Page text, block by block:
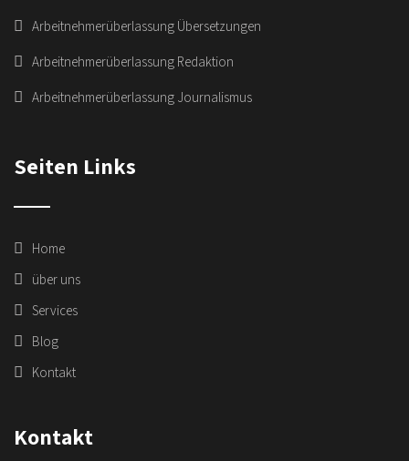
Arbeitnehmerüberlassung Übersetzungen
Arbeitnehmerüberlassung Redaktion
Arbeitnehmerüberlassung Journalismus
Seiten Links
Home
über uns
Services
Blog
Kontakt
Kontakt